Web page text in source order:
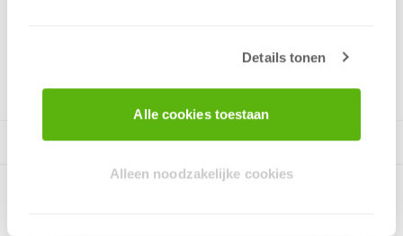
Details tonen
Alle cookies toestaan
Alleen noodzakelijke cookies